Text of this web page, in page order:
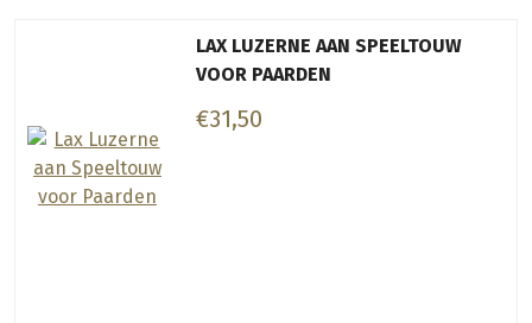
LAX LUZERNE AAN SPEELTOUW
VOOR PAARDEN
€31,50